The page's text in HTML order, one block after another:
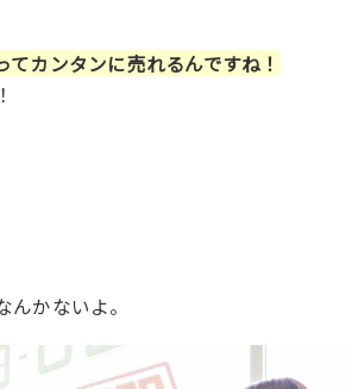
てカンタンに売れるんですね！
かないよ。